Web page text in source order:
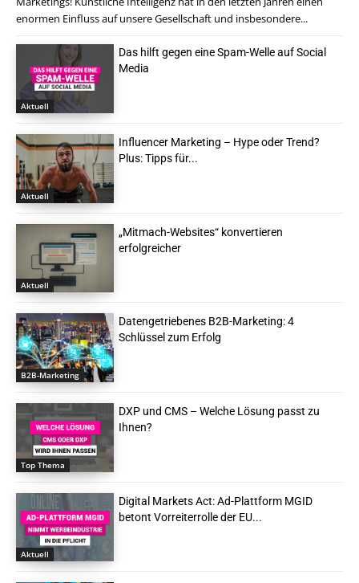
enormen Einfluss auf unsere Gesellschaft und insbesondere...
Aktuell
Das hilft gegen eine Spam-Welle auf Social
Media
Aktuell
Influencer Marketing – Hype oder Trend?
Plus: Tipps für...
Aktuell
„Mitmach-Websites“ konvertieren
erfolgreicher
B2B-Marketing
Datengetriebenes B2B-Marketing: 4
Schlüssel zum Erfolg
Top Thema
DXP und CMS – Welche Lösung passt zu
Ihnen?
Aktuell
Digital Markets Act: Ad-Plattform MGID
betont Vorreiterrolle der EU...